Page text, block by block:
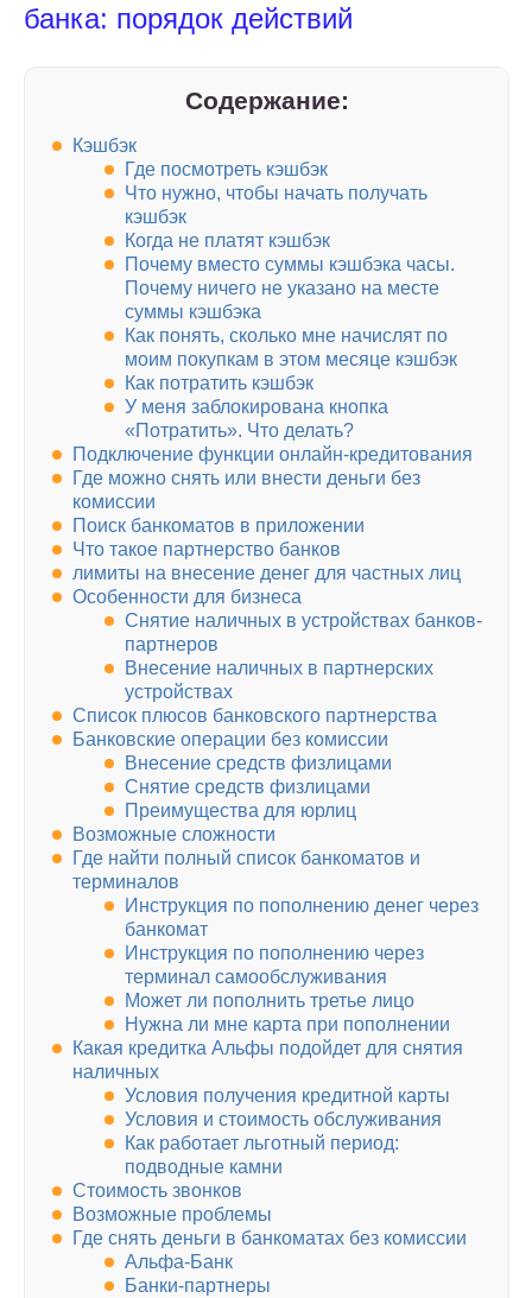
банка: порядок действий
Содержание:
Кэшбэк
Где посмотреть кэшбэк
Что нужно, чтобы начать получать
кэшбэк
Когда не платят кэшбэк
Почему вместо суммы кэшбэка часы.
Почему ничего не указано на месте
суммы кэшбэка
Как понять, сколько мне начислят по
моим покупкам в этом месяце кэшбэк
Как потратить кэшбэк
У меня заблокирована кнопка
«Потратить». Что делать?
Подключение функции онлайн-кредитования
Где можно снять или внести деньги без
комиссии
Поиск банкоматов в приложении
Что такое партнерство банков
лимиты на внесение денег для частных лиц
Особенности для бизнеса
Снятие наличных в устройствах банков-
партнеров
Внесение наличных в партнерских
устройствах
Список плюсов банковского партнерства
Банковские операции без комиссии
Внесение средств физлицами
Снятие средств физлицами
Преимущества для юрлиц
Возможные сложности
Где найти полный список банкоматов и
терминалов
Инструкция по пополнению денег через
банкомат
Инструкция по пополнению через
терминал самообслуживания
Может ли пополнить третье лицо
Нужна ли мне карта при пополнении
Какая кредитка Альфы подойдет для снятия
наличных
Условия получения кредитной карты
Условия и стоимость обслуживания
Как работает льготный период:
подводные камни
Стоимость звонков
Возможные проблемы
Где снять деньги в банкоматах без комиссии
Альфа-Банк
Банки-партнеры